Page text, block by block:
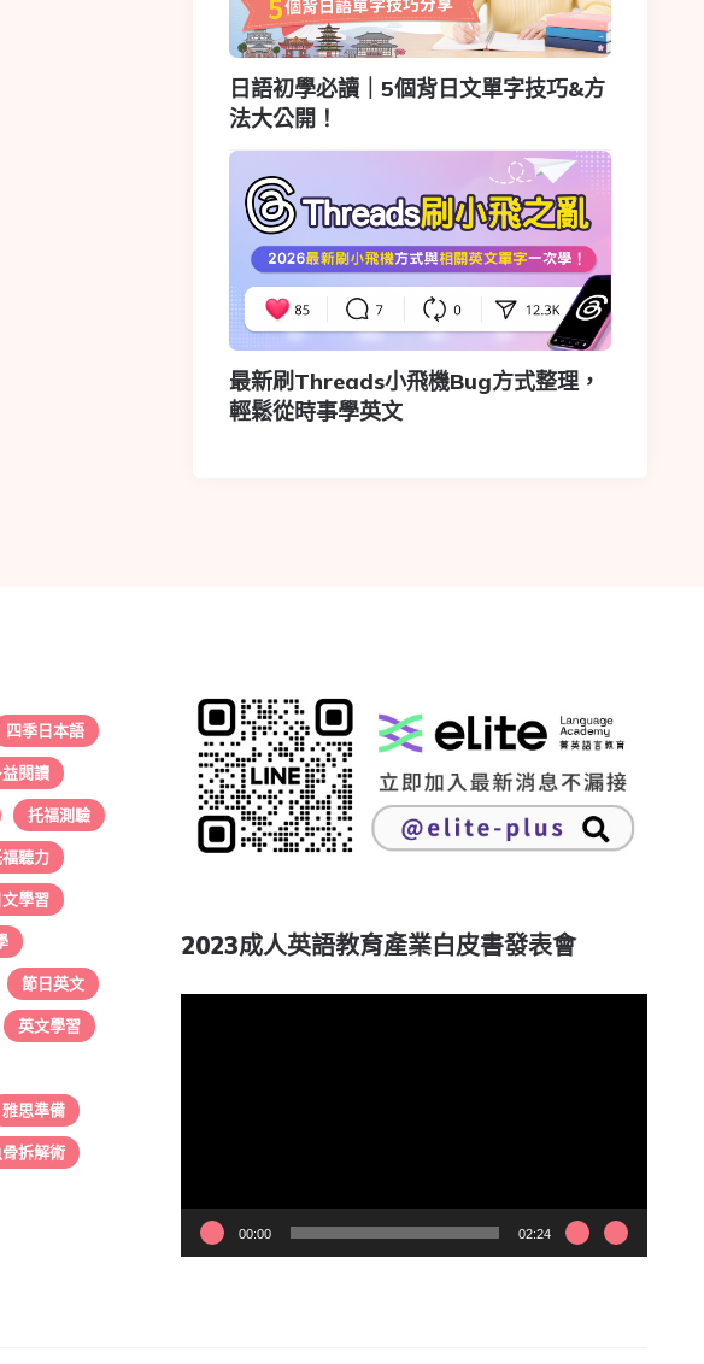
日語初學必讀｜5個背日文單字技巧&方
法大公開！
最新刷Threads小飛機Bug方式整理，
輕鬆從時事學英文
四季日本語
益閱讀
托福測驗
聽力
文學習
節日英文
英文學習
雅思準備
拆解術
2023成人英語教育產業白皮書發表會
00:00 02:24